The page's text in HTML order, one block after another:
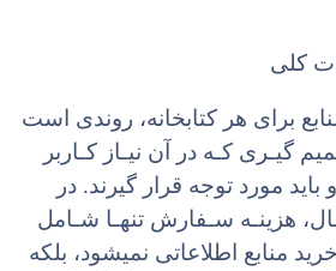
کلی
برای هر کتابخانه، روندی است
گیـری کـه در آن نیـاز کـاربر
مورد توجه قرار گیرند. در
هزینـه سـفارش تنهـا شـامل
منابع اطلاعاتی نمیشود، بلکه